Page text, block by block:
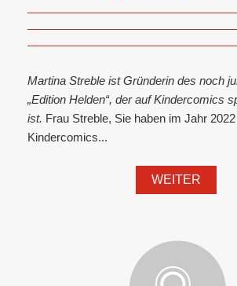
Martina Streble ist Gründerin des noch
„Edition Helden“, der auf Kindercomics
ist. Frau Streble, Sie haben im Jahr
Kindercomics...
WEITER